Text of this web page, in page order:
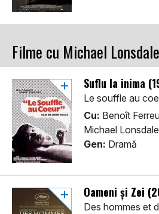
Filme cu Michael Lonsdale
Suflu la inima
Le souffle au
Cu: Benoît
Michael Lonsdale
Gen: Dramă
Oameni și Zei
Des hommes et